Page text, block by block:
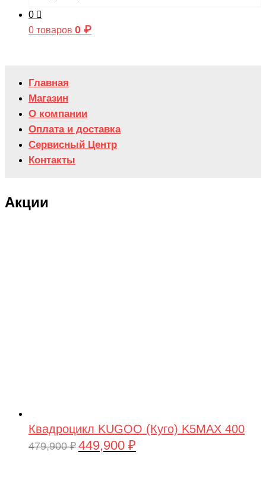
0
0 товаров 0 ₽
Главная
Магазин
О компании
Оплата и доставка
Сервисный Центр
Контакты
Акции
Квадроцикл KUGOO (Куго) K5MAX 400
479,900₽ Первоначальная
449,900 ₽